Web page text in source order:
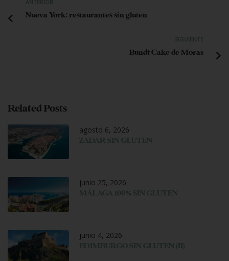
ANTERIOR
Nueva York: restaurantes sin gluten
SIGUIENTE
Bundt Cake de Moras
Related Posts
agosto 6, 2026
ZADAR SIN GLUTEN
junio 25, 2026
MÁLAGA 100% SIN GLUTEN
junio 4, 2026
EDIMBURGO SIN GLUTEN (II)